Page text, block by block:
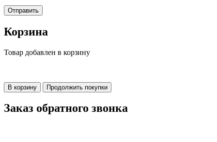
Отправить
Корзина
Товар добавлен в корзину
В корзину Продолжить покупки
Заказ обратного звонка